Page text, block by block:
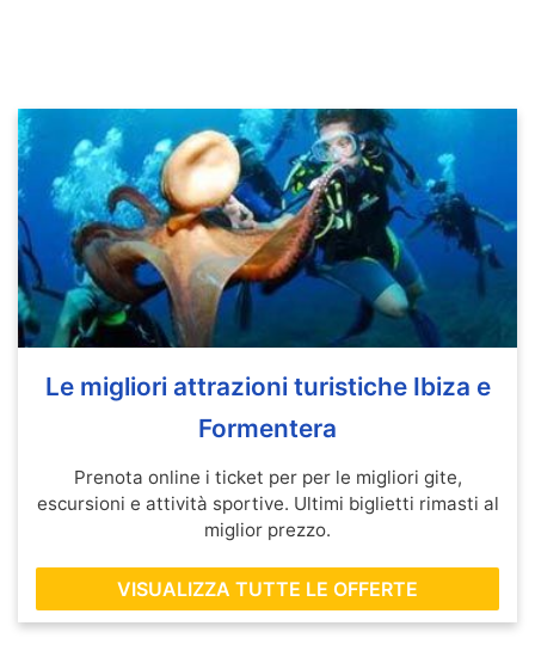
Le migliori attrazioni turistiche Ibiza e
Formentera
Prenota online i ticket per per le migliori gite,
escursioni e attività sportive. Ultimi biglietti rimasti al
miglior prezzo.
VISUALIZZA TUTTE LE OFFERTE